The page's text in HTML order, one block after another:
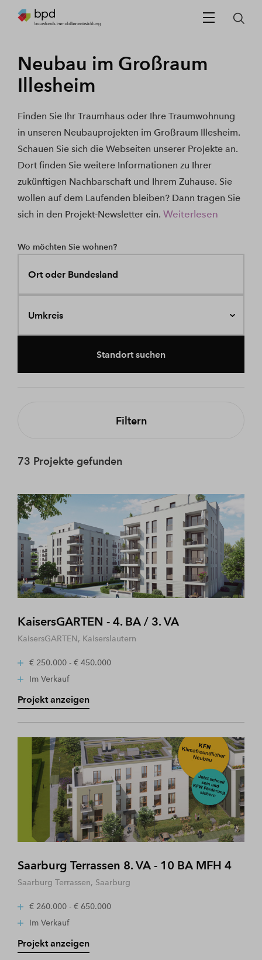
Neubau im Großraum
Illesheim
Finden Sie Ihr Traumhaus oder Ihre Traumwohnung
in unseren Neubauprojekten im Großraum Illesheim.
Schauen Sie sich die Webseiten unserer Projekte an.
Dort finden Sie weitere Informationen zu Ihrer
zukünftigen Nachbarschaft und Ihrem Zuhause. Sie
wollen auf dem Laufenden bleiben? Dann tragen Sie
sich in den Projekt-Newsletter ein. Weiterlesen
Wo möchten Sie wohnen?
Ort oder Bundesland
Umkreis
Standort suchen
Filtern
73 Projekte gefunden
KaisersGARTEN - 4. BA / 3. VA
KaisersGARTEN, Kaiserslautern
€ 250.000 - € 450.000
Im Verkauf
Projekt anzeigen
Saarburg Terrassen 8. VA - 10 BA MFH 4
Saarburg Terrassen, Saarburg
€ 260.000 - € 650.000
Im Verkauf
Projekt anzeigen